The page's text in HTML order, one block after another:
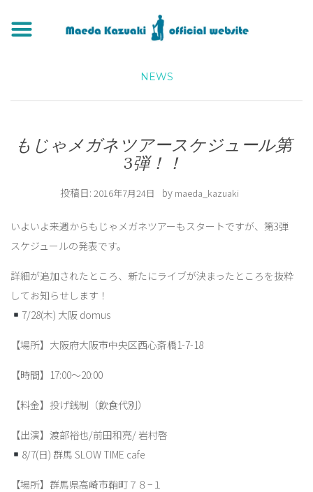
NEWS
もじゃメガネツアースケジュール第
3弾！！
投稿日: 2016年7月24日 by maeda_kazuaki
いよいよ来週からもじゃメガネツアーもスタートですが、第3弾
スケジュールの発表です。
詳細が追加されたところ、新たにライブが決まったところを抜粋
してお知らせします！
7/28(木) 大阪 domus
【場所】大阪府大阪市中央区西心斎橋1-7-18
【時間】17:00〜20:00
【料金】投げ銭制（飲食代別）
【出演】渡部裕也/前田和亮/ 岩村啓
8/7(日) 群馬 SLOW TIME cafe
【場所】群馬県高崎市鞘町７８−１